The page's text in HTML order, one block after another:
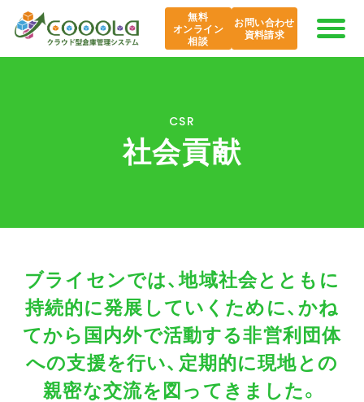
無料
オンライン
相談
お問い合わせ
資料請求
課題から探す
COOOLa WES
CSR
社会貢献
ブライセンでは、地域社会とともに
持続的に発展していくために、 かね
てから国内外で活動する非営利団体
への支援を行い、 定期的に現地との
親密な交流を図ってきました。